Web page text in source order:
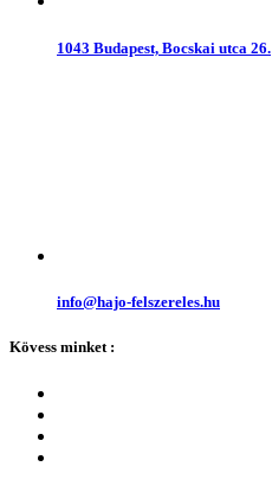
1043 Budapest, Bocskai utca 26.
info@hajo-felszereles.hu
Kövess minket :